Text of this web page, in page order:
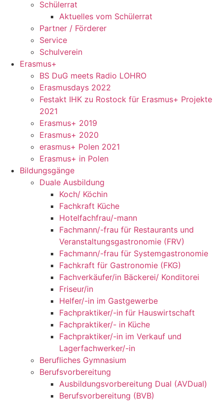
Schülerrat
Aktuelles vom Schülerrat
Partner / Förderer
Service
Schulverein
Erasmus+
BS DuG meets Radio LOHRO
Erasmusdays 2022
Festakt IHK zu Rostock für Erasmus+ Projekte
2021
Erasmus+ 2019
Erasmus+ 2020
erasmus+ Polen 2021
Erasmus+ in Polen
Bildungsgänge
Duale Ausbildung
Koch/ Köchin
Fachkraft Küche
Hotelfachfrau/-mann
Fachmann/-frau für Restaurants und
Veranstaltungsgastronomie (FRV)
Fachmann/-frau für Systemgastronomie
Fachkraft für Gastronomie (FKG)
Fachverkäufer/in Bäckerei/ Konditorei
Friseur/in
Helfer/-in im Gastgewerbe
Fachpraktiker/-in für Hauswirtschaft
Fachpraktiker/- in Küche
Fachpraktiker/-in im Verkauf und
Lagerfachwerker/-in
Berufliches Gymnasium
Berufsvorbereitung
Ausbildungsvorbereitung Dual (AVDual)
Berufsvorbereitung (BVB)